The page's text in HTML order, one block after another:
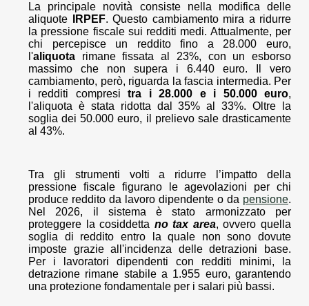
La principale novità consiste nella modifica delle
aliquote
IRPEF. Questo cambiamento mira a ridurre
la pressione fiscale sui redditi medi. Attualmente, per
chi percepisce un reddito fino a 28.000 euro,
l'aliquota rimane fissata al 23%, con un esborso
massimo che non supera i 6.440 euro. Il vero
cambiamento, però, riguarda la fascia intermedia. Per
i redditi compresitra i 28.000 e i 50.000 euro,
l'aliquota è stata ridotta dal 35% al 33%. Oltre la
soglia dei 50.000 euro, il prelievo sale drasticamente
al 43%.
Tra gli strumenti volti a ridurre l’impatto della
pressione fiscale figurano le agevolazioni per chi
produce reddito da lavoro dipendente o da pensione.
Nel 2026, il sistema è stato armonizzato per
proteggere la cosiddetta no tax area, ovvero quella
soglia di reddito entro la quale non sono dovute
imposte grazie all'incidenza delle detrazioni base.
Per i lavoratori dipendenti con redditi minimi, la
detrazione rimane stabile a 1.955 euro, garantendo
una protezione fondamentale per i salari più bassi.